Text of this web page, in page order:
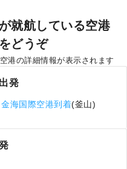
就航している空港
どうぞ
港の詳細情報が表示されます
発
金海国際空港到着(釜山)